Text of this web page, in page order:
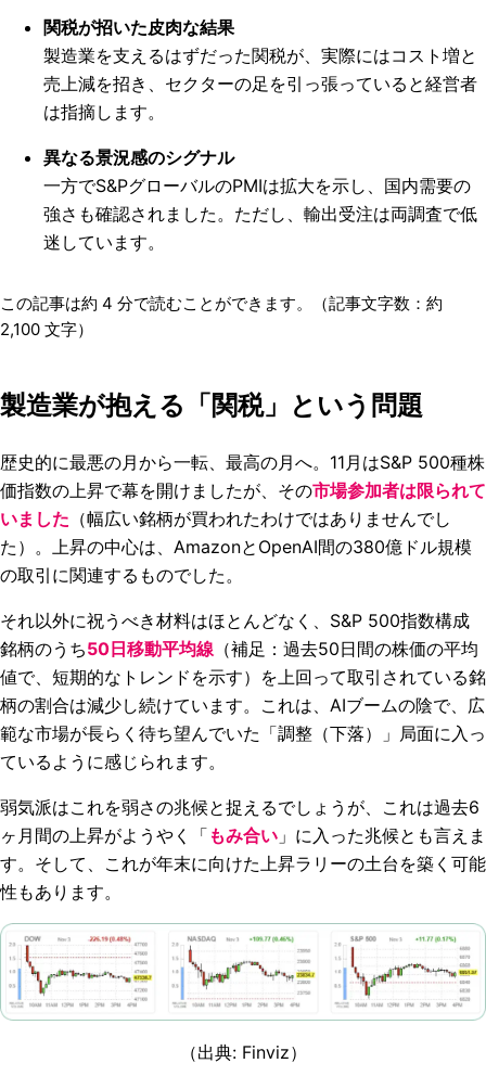
関税が招いた皮肉な結果
製造業を支えるはずだった関税が、実際にはコスト増と
売上減を招き、セクターの足を引っ張っていると経営者
は指摘します。
異なる景況感のシグナル
一方でS&PグローバルのPMIは拡大を示し、国内需要の
強さも確認されました。ただし、輸出受注は両調査で低
迷しています。
この記事は約 4 分で読むことができます。（記事文字数：約
2,100 文字）
製造業が抱える「関税」という問題
歴史的に最悪の月から一転、最高の月へ。11月はS&P 500種株
価指数の上昇で幕を開けましたが、その市場参加者は限られて
いました （幅広い銘柄が買われたわけではありませんでし
た）。上昇の中心は、AmazonとOpenAI間の380億ドル規模
の取引に関連するものでした。
それ以外に祝うべき材料はほとんどなく、S&P 500指数構成
銘柄のうち50日移動平均線 （補足：過去50日間の株価の平均
値で、短期的なトレンドを示す）を上回って取引されている銘
柄の割合は減少し続けています。これは、AIブームの陰で、広
範な市場が長らく待ち望んでいた「調整（下落）」局面に入っ
ているように感じられます。
弱気派はこれを弱さの兆候と捉えるでしょうが、これは過去6
ヶ月間の上昇がようやく「 もみ合い 」に入った兆候とも言えま
す。そして、これが年末に向けた上昇ラリーの土台を築く可能
性もあります。
（出典: Finviz）